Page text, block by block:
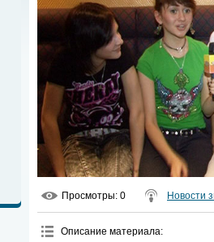
Просмотры: 0 Новости
Описание материала: